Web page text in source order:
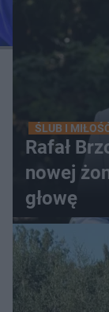
ŚLUB I
Rafał
nowej
głowę